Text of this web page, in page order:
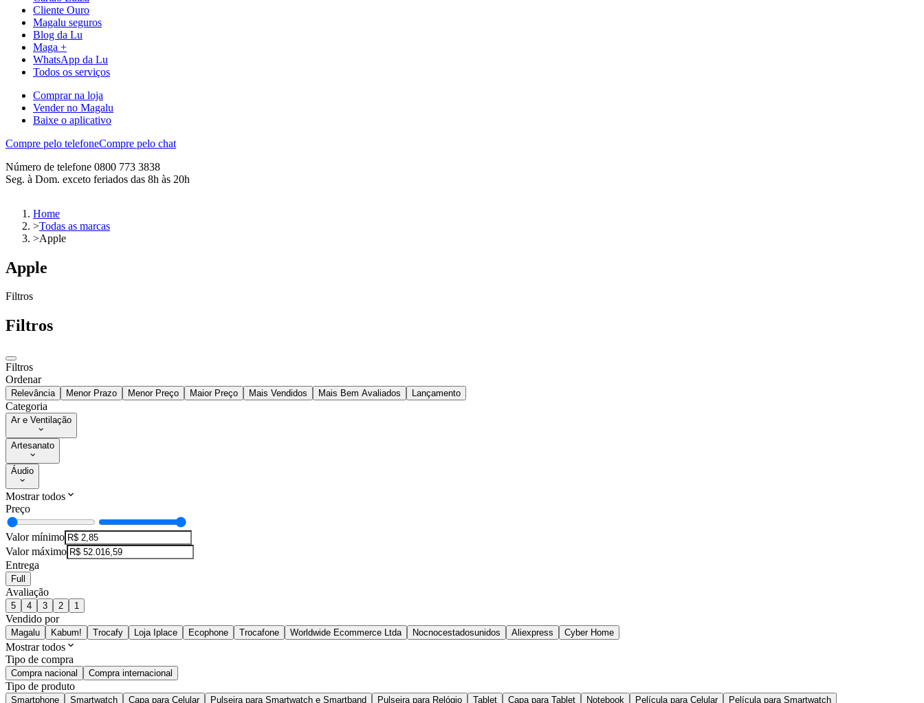
Cliente Ouro
Magalu seguros
Blog da Lu
Maga +
WhatsApp da Lu
Todos os serviços
Comprar na loja
Vender no Magalu
Baixe o aplicativo
Compre pelo telefoneCompre pelo chat
Número de telefone 0800 773 3838
Seg. à Dom. exceto feriados das 8h às 20h
Home
>Todas as marcas
>Apple
Apple
Filtros
Filtros
Filtros
Ordenar
Relevância Menor Prazo Menor Preço Maior Preço Mais Vendidos Mais Bem Avaliados Lançamento
Categoria
Ar e Ventilação
Artesanato
Áudio
Mostrar todos
Preço
Valor mínimo
Valor máximo
Entrega
Full
Avaliação
5 4 3 2 1
Vendido por
Magalu Kabum! Trocafy Loja Iplace Ecophone Trocafone Worldwide Ecommerce Ltda Nocnocestadosunidos Aliexpress Cyber Home
Mostrar todos
Tipo de compra
Compra nacional Compra internacional
Tipo de produto
Smartphone Smartwatch Capa para Celular Pulseira para Smartwatch e Smartband Pulseira para Relógio Tablet Capa para Tablet Notebook Película para Celular Película para Smartwatch